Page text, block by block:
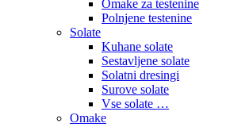
Omake za testenine
Polnjene testenine
Solate
Kuhane solate
Sestavljene solate
Solatni dresingi
Surove solate
Vse solate …
Omake